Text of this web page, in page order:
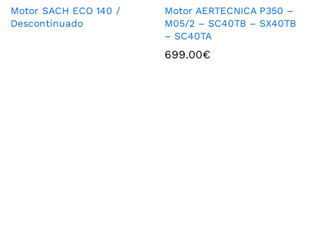
Motor SACH ECO 140 /
Descontinuado
Motor AERTECNICA P350 –
M05/2 – SC40TB – SX40TB
– SC40TA
699.00€